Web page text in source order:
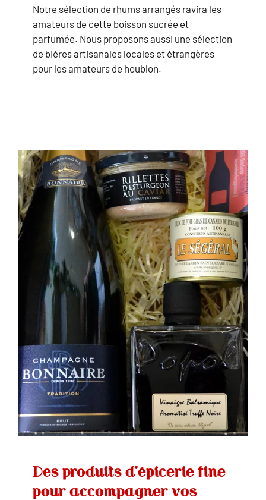
Notre sélection de rhums arrangés ravira les
amateurs de cette boisson sucrée et
parfumée. Nous proposons aussi une sélection
de bières artisanales locales et étrangères
pour les amateurs de houblon.
Des produits d’épicerie fine
pour accompagner vos